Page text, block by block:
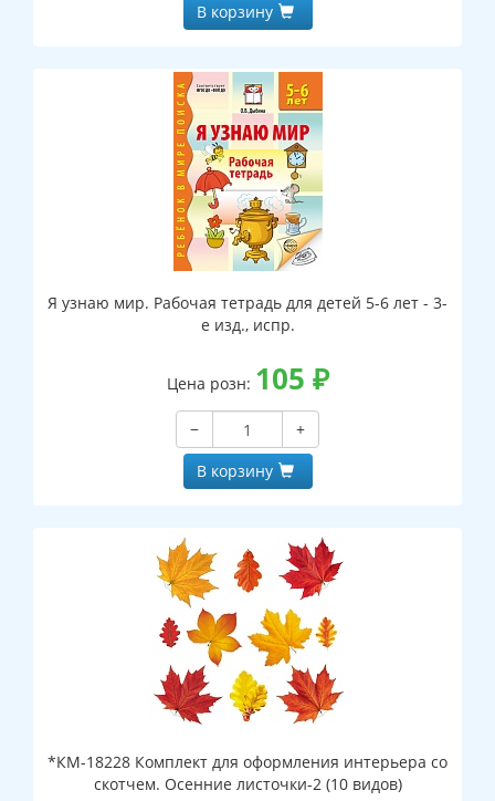
В корзину
Я узнаю мир. Рабочая тетрадь для детей 5-6 лет - 3-
е изд., испр.
Цена розн: 105 ₽
−
+
В корзину
*КМ-18228 Комплект для оформления интерьера со
скотчем. Осенние листочки-2 (10 видов)